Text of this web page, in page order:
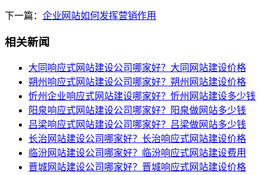
下一篇： 企业网站如何发挥营销作用
相关新闻
大同响应式网站建设公司哪家好？大同网站建设价格
朔州响应式网站建设公司哪家好？朔州网站建设价格
忻州企业响应式网站建设哪家好？忻州网站建设多少钱
阳泉响应式网站建设公司哪家好？阳泉做网站多少钱
吕梁响应式网站建设公司哪家好？吕梁做网站多少钱
长治网站建设公司哪家好？长治响应式网站建设价格
临汾网站建设公司哪家好？临汾响应式网站建设费用
晋城网站建设公司哪家好？晋城响应式网站建设价格